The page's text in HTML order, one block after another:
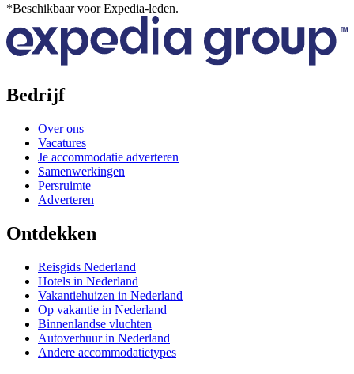
*Beschikbaar voor Expedia-leden.
Bedrijf
Over ons
Vacatures
Je accommodatie adverteren
Samenwerkingen
Persruimte
Adverteren
Ontdekken
Reisgids Nederland
Hotels in Nederland
Vakantiehuizen in Nederland
Op vakantie in Nederland
Binnenlandse vluchten
Autoverhuur in Nederland
Andere accommodatietypes